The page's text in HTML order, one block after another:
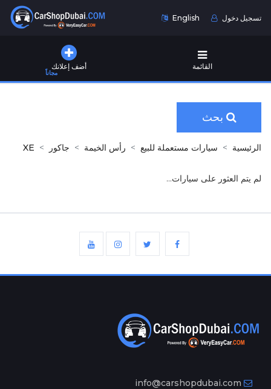
English تسجيل دخول
أضف إعلانك
مجاناً
القائمة
بحث
الرئيسية سيارات مستعملة للبيع رأس الخيمة جاكور XE
لم يتم العثور على سيارات...
info@carshopdubai.com